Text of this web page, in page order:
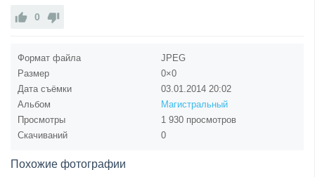
0
Формат файла
JPEG
Размер
0×0
Дата съёмки
03.01.2014 20:02
Альбом
Магистральный
Просмотры
1 930 просмотров
Скачиваний
0
Похожие фотографии